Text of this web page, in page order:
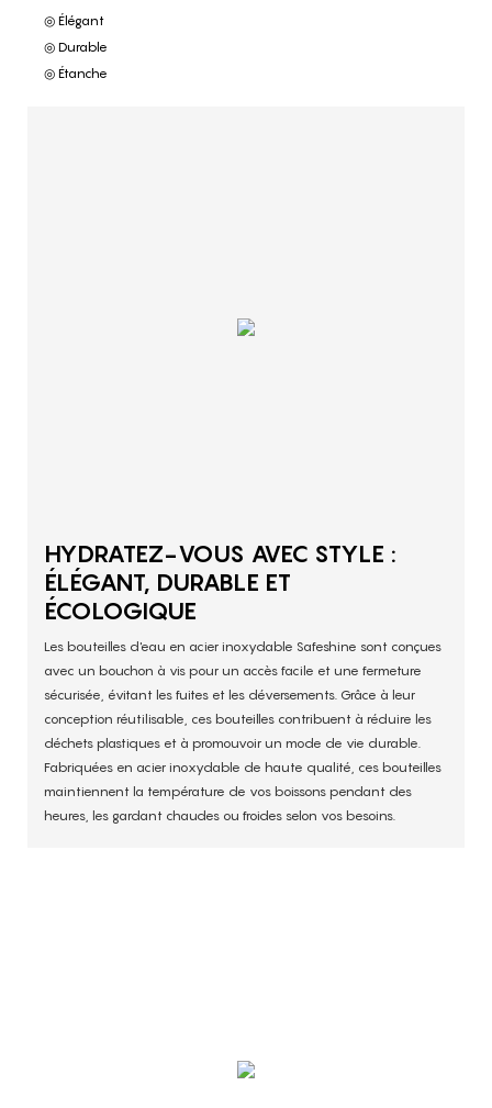
◎ Élégant
◎ Durable
◎ Étanche
HYDRATEZ-VOUS AVEC STYLE :
ÉLÉGANT, DURABLE ET
ÉCOLOGIQUE
Les bouteilles d'eau en acier inoxydable Safeshine sont conçues
avec un bouchon à vis pour un accès facile et une fermeture
sécurisée, évitant les fuites et les déversements. Grâce à leur
conception réutilisable, ces bouteilles contribuent à réduire les
déchets plastiques et à promouvoir un mode de vie durable.
Fabriquées en acier inoxydable de haute qualité, ces bouteilles
maintiennent la température de vos boissons pendant des
heures, les gardant chaudes ou froides selon vos besoins.